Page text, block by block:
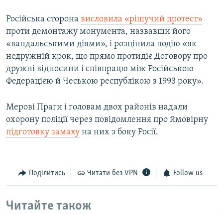
Російська сторона висловила «рішучий протест»
проти демонтажу монумента, назвавши його
«вандальськими діями», і розцінила подію «як
недружній крок, що прямо протидіє Договору про
дружні відносини і співпрацю між Російською
Федерацією й Чеською республікою з 1993 року».
Мерові Праги і головам двох районів надали
охорону поліції через повідомлення про ймовірну
підготовку замаху на них з боку Росії.
Поділитись Читати без VPN Follow us
Читайте також